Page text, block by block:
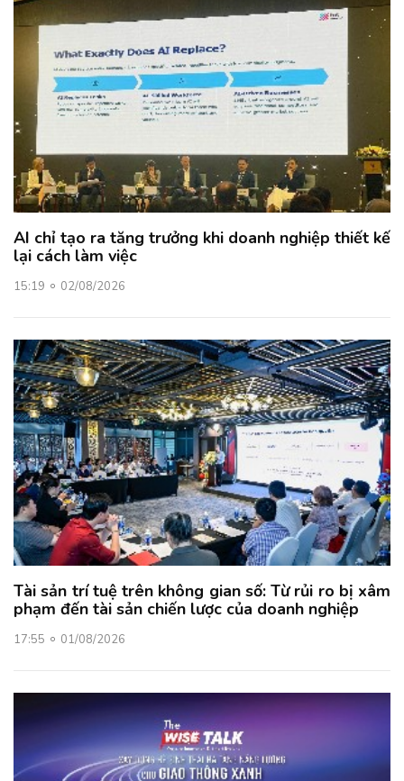
AI chỉ tạo ra tăng trưởng khi doanh nghiệp thiết kế
lại cách làm việc
15:19 02/08/2026
Tài sản trí tuệ trên không gian số: Từ rủi ro bị xâm
phạm đến tài sản chiến lược của doanh nghiệp
17:55 01/08/2026